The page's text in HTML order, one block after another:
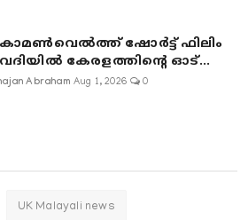
ഷോർട്ട് ഫിലിം
കേരളത്തിന്റെ ഓട്...
Abraham Aug 1, 2026 0
UK Malayali news